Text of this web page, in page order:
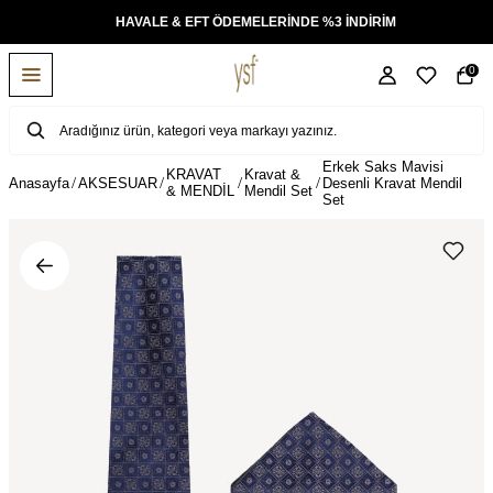
HAVALE & EFT ÖDEMELERİNDE %3 İNDİRİM
0
Anasayfa AKSESUAR
KRAVAT
& MENDİL
Kravat &
Mendil Set
Erkek Saks Mavisi
Desenli Kravat Mendil
Set